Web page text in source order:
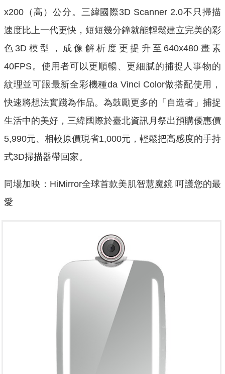
x200（高）公分。三緯國際3D Scanner 2.0不只掃描
速度比上一代更快，短短幾分鐘就能輕鬆建立完美的彩
色3D模型，成像解析度更提升至640x480畫素
40FPS。使用者可以更順暢、更細膩的捕捉人事物的
紋理並可跟最新全彩機種da Vinci Color做搭配使用，
快速將想法實踐為作品。為鼓勵更多的「自造者」捕捉
生活中的美好，三緯國際於臺北資訊月祭出預購優惠價
5,990元、相較原價現省1,000元，輕鬆把高感度的手持
式3D掃描器帶回家。
同場加映：HiMirror全球首款美肌智慧魔鏡 呵護您的最
愛